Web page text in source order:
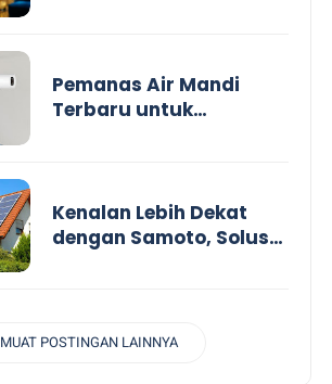
Pemanas Air Mandi
Terbaru untuk
Kenalan Lebih Dekat
dengan Samoto, Solusi
MUAT POSTINGAN LAINNYA